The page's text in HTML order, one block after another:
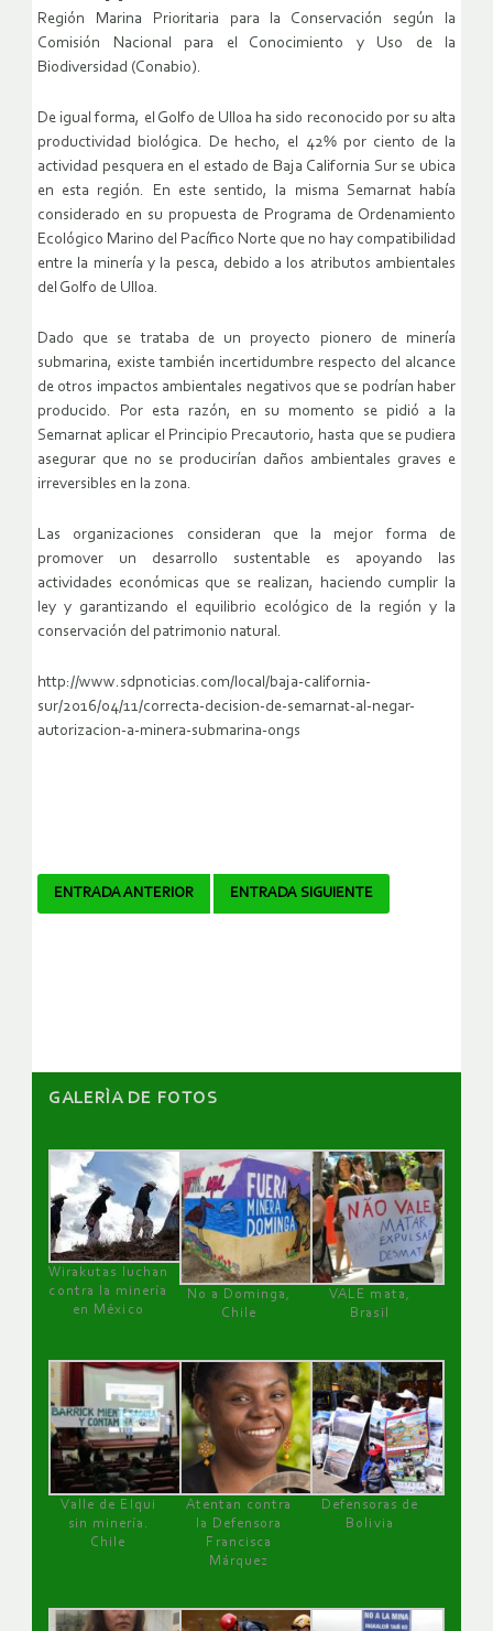
Región Marina Prioritaria para la Conservación según la
Comisión Nacional para el Conocimiento y Uso de la
Biodiversidad (Conabio).
De igual forma, el Golfo de Ulloa ha sido reconocido por su alta
productividad biológica. De hecho, el 42% por ciento de la
actividad pesquera en el estado de Baja California Sur se ubica
en esta región. En este sentido, la misma Semarnat había
considerado en su propuesta de Programa de Ordenamiento
Ecológico Marino del Pacífico Norte que no hay compatibilidad
entre la minería y la pesca, debido a los atributos ambientales
del Golfo de Ulloa.
Dado que se trataba de un proyecto pionero de minería
submarina, existe también incertidumbre respecto del alcance
de otros impactos ambientales negativos que se podrían haber
producido. Por esta razón, en su momento se pidió a la
Semarnat aplicar el Principio Precautorio, hasta que se pudiera
asegurar que no se producirían daños ambientales graves e
irreversibles en la zona.
Las organizaciones consideran que la mejor forma de
promover un desarrollo sustentable es apoyando las
actividades económicas que se realizan, haciendo cumplir la
ley y garantizando el equilibrio ecológico de la región y la
conservación del patrimonio natural.
http://www.sdpnoticias.com/local/baja-california-
sur/2016/04/11/correcta-decision-de-semarnat-al-negar-
autorizacion-a-minera-submarina-ongs
Navegador
ENTRADA ANTERIOR ENTRADA SIGUIENTE
GALERÌA DE FOTOS
Wirakutas luchan
contra la minería
en México
No a Dominga,
Chile
VALE mata,
Brasil
Valle de Elqui
sin minería.
Chile
Atentan contra
la Defensora
Francisca
Márquez
Defensoras de
Bolivia